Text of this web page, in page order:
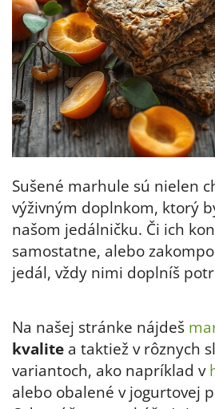
Sušené marhule sú nielen
výživným doplnkom, ktorý
našom jedálničku. Či ich
samostatne, alebo
jedál, vždy nimi doplníš
Na našej stránke nájdeš
kvalite a taktiež v rôznych
variantoch, ako napríklad v
alebo obalené v jogurtovej